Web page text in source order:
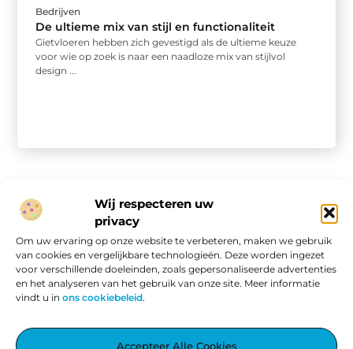
Wij respecteren uw
privacy
Om uw ervaring op onze website te verbeteren, maken we gebruik
van cookies en vergelijkbare technologieën. Deze worden ingezet
voor verschillende doeleinden, zoals gepersonaliseerde advertenties
en het analyseren van het gebruik van onze site. Meer informatie
vindt u in ons cookiebeleid.
Accepteer Alle Cookies
Bedrijven
De ultieme mix van stijl en functionaliteit
Gietvloeren hebben zich gevestigd als de ultieme keuze
voor wie op zoek is naar een naadloze mix van stijlvol
design ...
Aggiez.nl – Altijd Iets Interessants te Lezen.
Onze informatie